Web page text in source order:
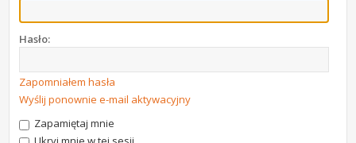
Hasło:
Zapomniałem hasła
Wyślij ponownie e-mail aktywacyjny
Zapamiętaj mnie